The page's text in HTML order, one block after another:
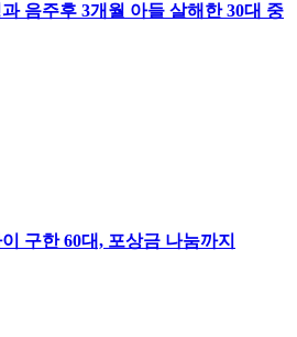
음주후 3개월 아들 살해한 30대 중
구한 60대, 포상금 나눔까지